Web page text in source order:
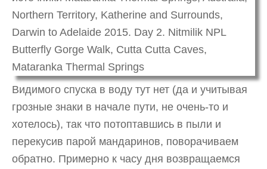
Видимого спуска в воду тут нет (да и учитывая
грозные знаки в начале пути, не очень-то и
хотелось), так что потоптавшись в пыли и
перекусив парой мандаринов, поворачиваем
обратно. Примерно к часу дня возвращаемся